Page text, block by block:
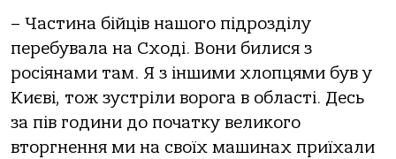
– Частина бійців нашого підрозділу
перебувала на Сході. Вони билися з
росіянами там. Я з іншими хлопцями був у
Києві, тож зустріли ворога в області. Десь
за пів години до початку великого
вторгнення ми на своїх машинах приїхали